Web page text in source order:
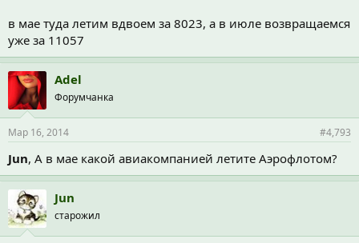
в мае туда летим вдвоем за 8023, а в июле возвращаемся
уже за 11057
Adel
Форумчанка
Мар 16, 2014 #4,793
Jun, А в мае какой авиакомпанией летите Аэрофлотом?
Jun
старожил